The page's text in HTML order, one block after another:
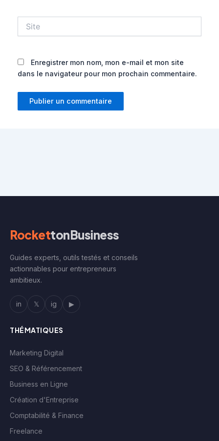
Enregistrer mon nom, mon e-mail et mon site
dans le navigateur pour mon prochain commentaire.
RockettonBusiness
Guides experts, outils testés et conseils
actionnables pour entrepreneurs
ambitieux.
in 𝕏 ig ▶
THÉMATIQUES
Marketing Digital
SEO & Référencement
Business en Ligne
Création d'Entreprise
Comptabilité & Finance
Freelance